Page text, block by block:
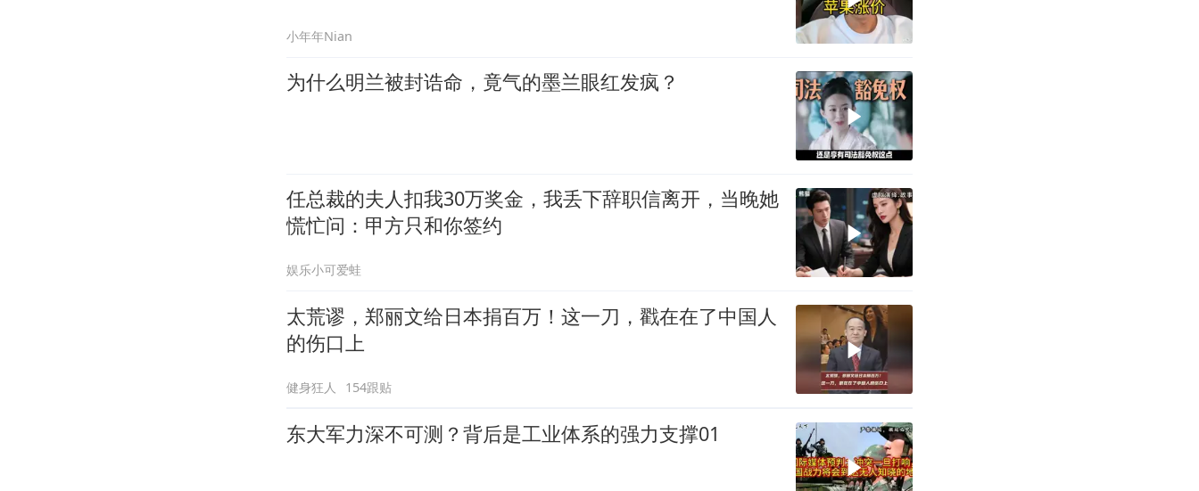
小年年Nian
为什么明兰被封诰命，竟气的墨兰眼红发疯？
任总裁的夫人扣我30万奖金，我丢下辞职信离开，当晚她
慌忙问：甲方只和你签约
娱乐小可爱蛙
太荒谬，郑丽文给日本捐百万！这一刀，戳在在了中国人
的伤口上
健身狂人 154跟贴
东大军力深不可测？背后是工业体系的强力支撑01